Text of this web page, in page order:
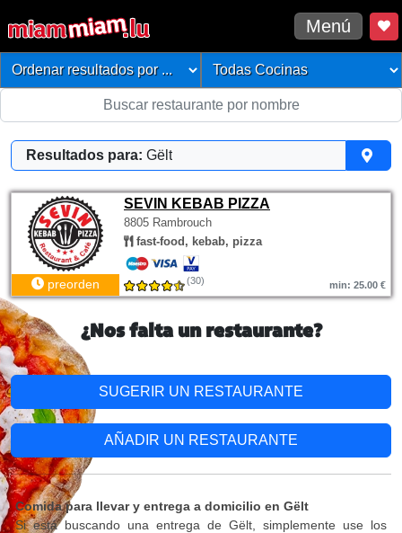
Menú
Resultados para: Gëlt
SEVIN KEBAB PIZZA
8805 Rambrouch
fast-food, kebab, pizza
preorden (30) min: 25.00 €
¿Nos falta un restaurante?
SUGERIR UN RESTAURANTE
AÑADIR UN RESTAURANTE
Comida para llevar y entrega a domicilio en Gëlt
Si está buscando una entrega de Gëlt, simplemente use los